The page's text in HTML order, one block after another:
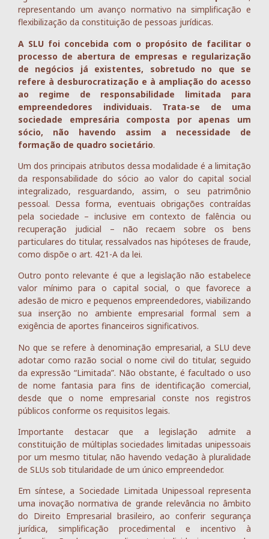
representando um avanço normativo na simplificação e
flexibilização da constituição de pessoas jurídicas.
A SLU foi concebida com o propósito de facilitar o
processo de abertura de empresas e regularização
de negócios já existentes, sobretudo no que se
refere à desburocratização e à ampliação do acesso
ao regime de responsabilidade limitada para
empreendedores individuais. Trata-se de uma
sociedade empresária composta por apenas um
sócio, não havendo assim a necessidade de
formação de quadro societário.
Um dos principais atributos dessa modalidade é a limitação
da responsabilidade do sócio ao valor do capital social
integralizado, resguardando, assim, o seu patrimônio
pessoal. Dessa forma, eventuais obrigações contraídas
pela sociedade – inclusive em contexto de falência ou
recuperação judicial – não recaem sobre os bens
particulares do titular, ressalvados nas hipóteses de fraude,
como dispõe o art. 421-A da lei.
Outro ponto relevante é que a legislação não estabelece
valor mínimo para o capital social, o que favorece a
adesão de micro e pequenos empreendedores, viabilizando
sua inserção no ambiente empresarial formal sem a
exigência de aportes financeiros significativos.
No que se refere à denominação empresarial, a SLU deve
adotar como razão social o nome civil do titular, seguido
da expressão “Limitada”. Não obstante, é facultado o uso
de nome fantasia para fins de identificação comercial,
desde que o nome empresarial conste nos registros
públicos conforme os requisitos legais.
Importante destacar que a legislação admite a
constituição de múltiplas sociedades limitadas unipessoais
por um mesmo titular, não havendo vedação à pluralidade
de SLUs sob titularidade de um único empreendedor.
Em síntese, a Sociedade Limitada Unipessoal representa
uma inovação normativa de grande relevância no âmbito
do Direito Empresarial brasileiro, ao conferir segurança
jurídica, simplificação procedimental e incentivo à